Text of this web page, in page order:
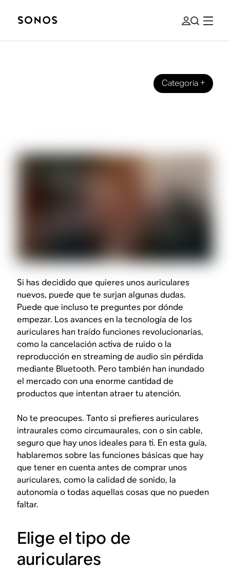
Categoría+
Si has decidido que quieres unos auriculares
nuevos, puede que te surjan algunas dudas.
Puede que incluso te preguntes por dónde
empezar. Los avances en la tecnología de los
auriculares han traído funciones revolucionarias,
como la cancelación activa de ruido o la
reproducción en streaming de audio sin pérdida
mediante Bluetooth. Pero también han inundado
el mercado con una enorme cantidad de
productos que intentan atraer tu atención.
No te preocupes. Tanto si prefieres auriculares
intraurales como circumaurales, con o sin cable,
seguro que hay unos ideales para ti. En esta guía,
hablaremos sobre las funciones básicas que hay
que tener en cuenta antes de comprar unos
auriculares, como la calidad de sonido, la
autonomía o todas aquellas cosas que no pueden
faltar.
Elige el tipo de
auriculares